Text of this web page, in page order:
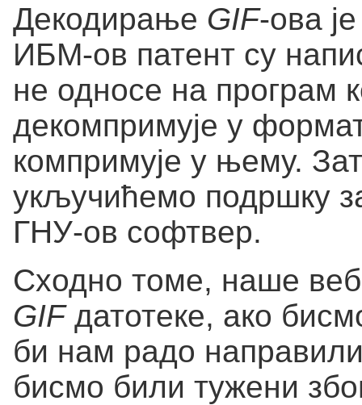
Декодирање GIF-ова
ИБМ-ов патент су
не односе на програм
декомпримује у
компримује у њему.
укључићемо подршку
ГНУ-ов софтвер.
Сходно томе, наше
GIFдатотеке, ако
би нам радо
бисмо били тужени